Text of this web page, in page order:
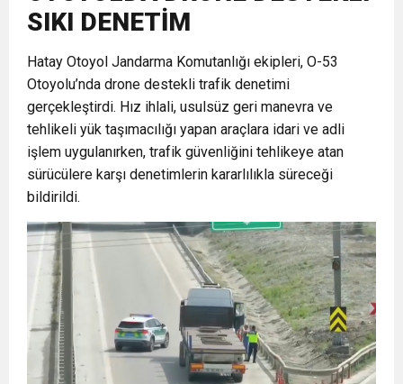
6:19
17:36 KURUMLAR VERGİSİ ERTELENDİ
1:00 İTSO İŞ-KUR SGK TOPLANTI
DUYURUSU
21:40 CEYLANDERE’DE BAŞKAN EMRAH
KARAÇAY’A SEVGİ SELİ
18:22 BAŞKAN SAMİ ÜSTÜN’DEN
GÖNÜLLERE DOKUNAN ZİYARET
SIKI DENETİM
Hatay Otoyol Jandarma Komutanlığı ekipleri, O-53
Otoyolu’nda drone destekli trafik denetimi
gerçekleştirdi. Hız ihlali, usulsüz geri manevra ve
tehlikeli yük taşımacılığı yapan araçlara idari ve adli
işlem uygulanırken, trafik güvenliğini tehlikeye atan
sürücülere karşı denetimlerin kararlılıkla süreceği
bildirildi.